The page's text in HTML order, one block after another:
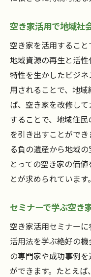
空き家活用で地域社
空き家を活用すること
地域資源の再生と活
特性を生かしたビジ
用されることで、地
ば、空き家を改修し
することで、地域住
を引き出すことがで
る負の遺産から地域
とっての空き家の価
とが求められています。
セミナーで学ぶ空き
空き家活用セミナー
活用法を学ぶ絶好の
の専門家や成功事例
ができます。たとえ